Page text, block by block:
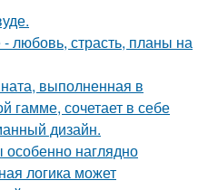
любовь, страсть, планы на
выполненная в
гамме, сочетает в себе
дизайн.
наглядно
логика может